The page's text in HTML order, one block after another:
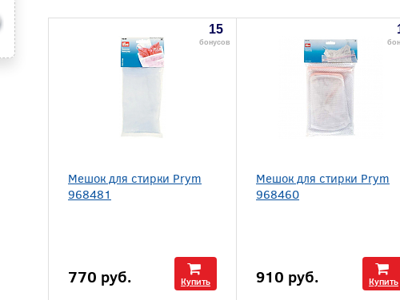
15
бонусов
Мешок для стирки Prym
968481
770 руб. Купить
Мешок для стирки Prym
968460
910 руб. Купить